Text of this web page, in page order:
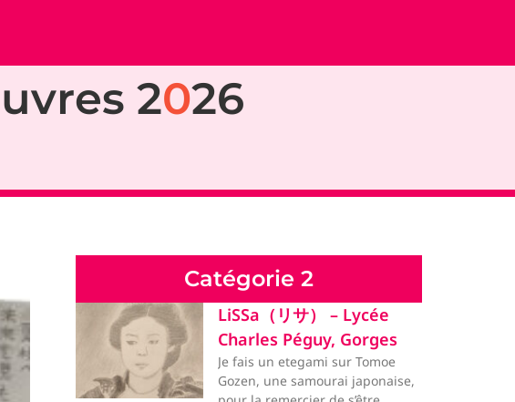
2026
Catégorie 2
LiSSa（リサ） – Lycée
Charles Péguy, Gorges
Je fais un etegami sur Tomoe
Gozen, une samourai japonaise,